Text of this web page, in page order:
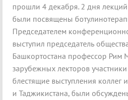
прошли 4 декабря. 2 дня
были посвящены
Председателем
выступил председатель
Башкортостана профессор Рим
зарубежных лекторов
блестящие выступления коллег
и Таджикистана, были